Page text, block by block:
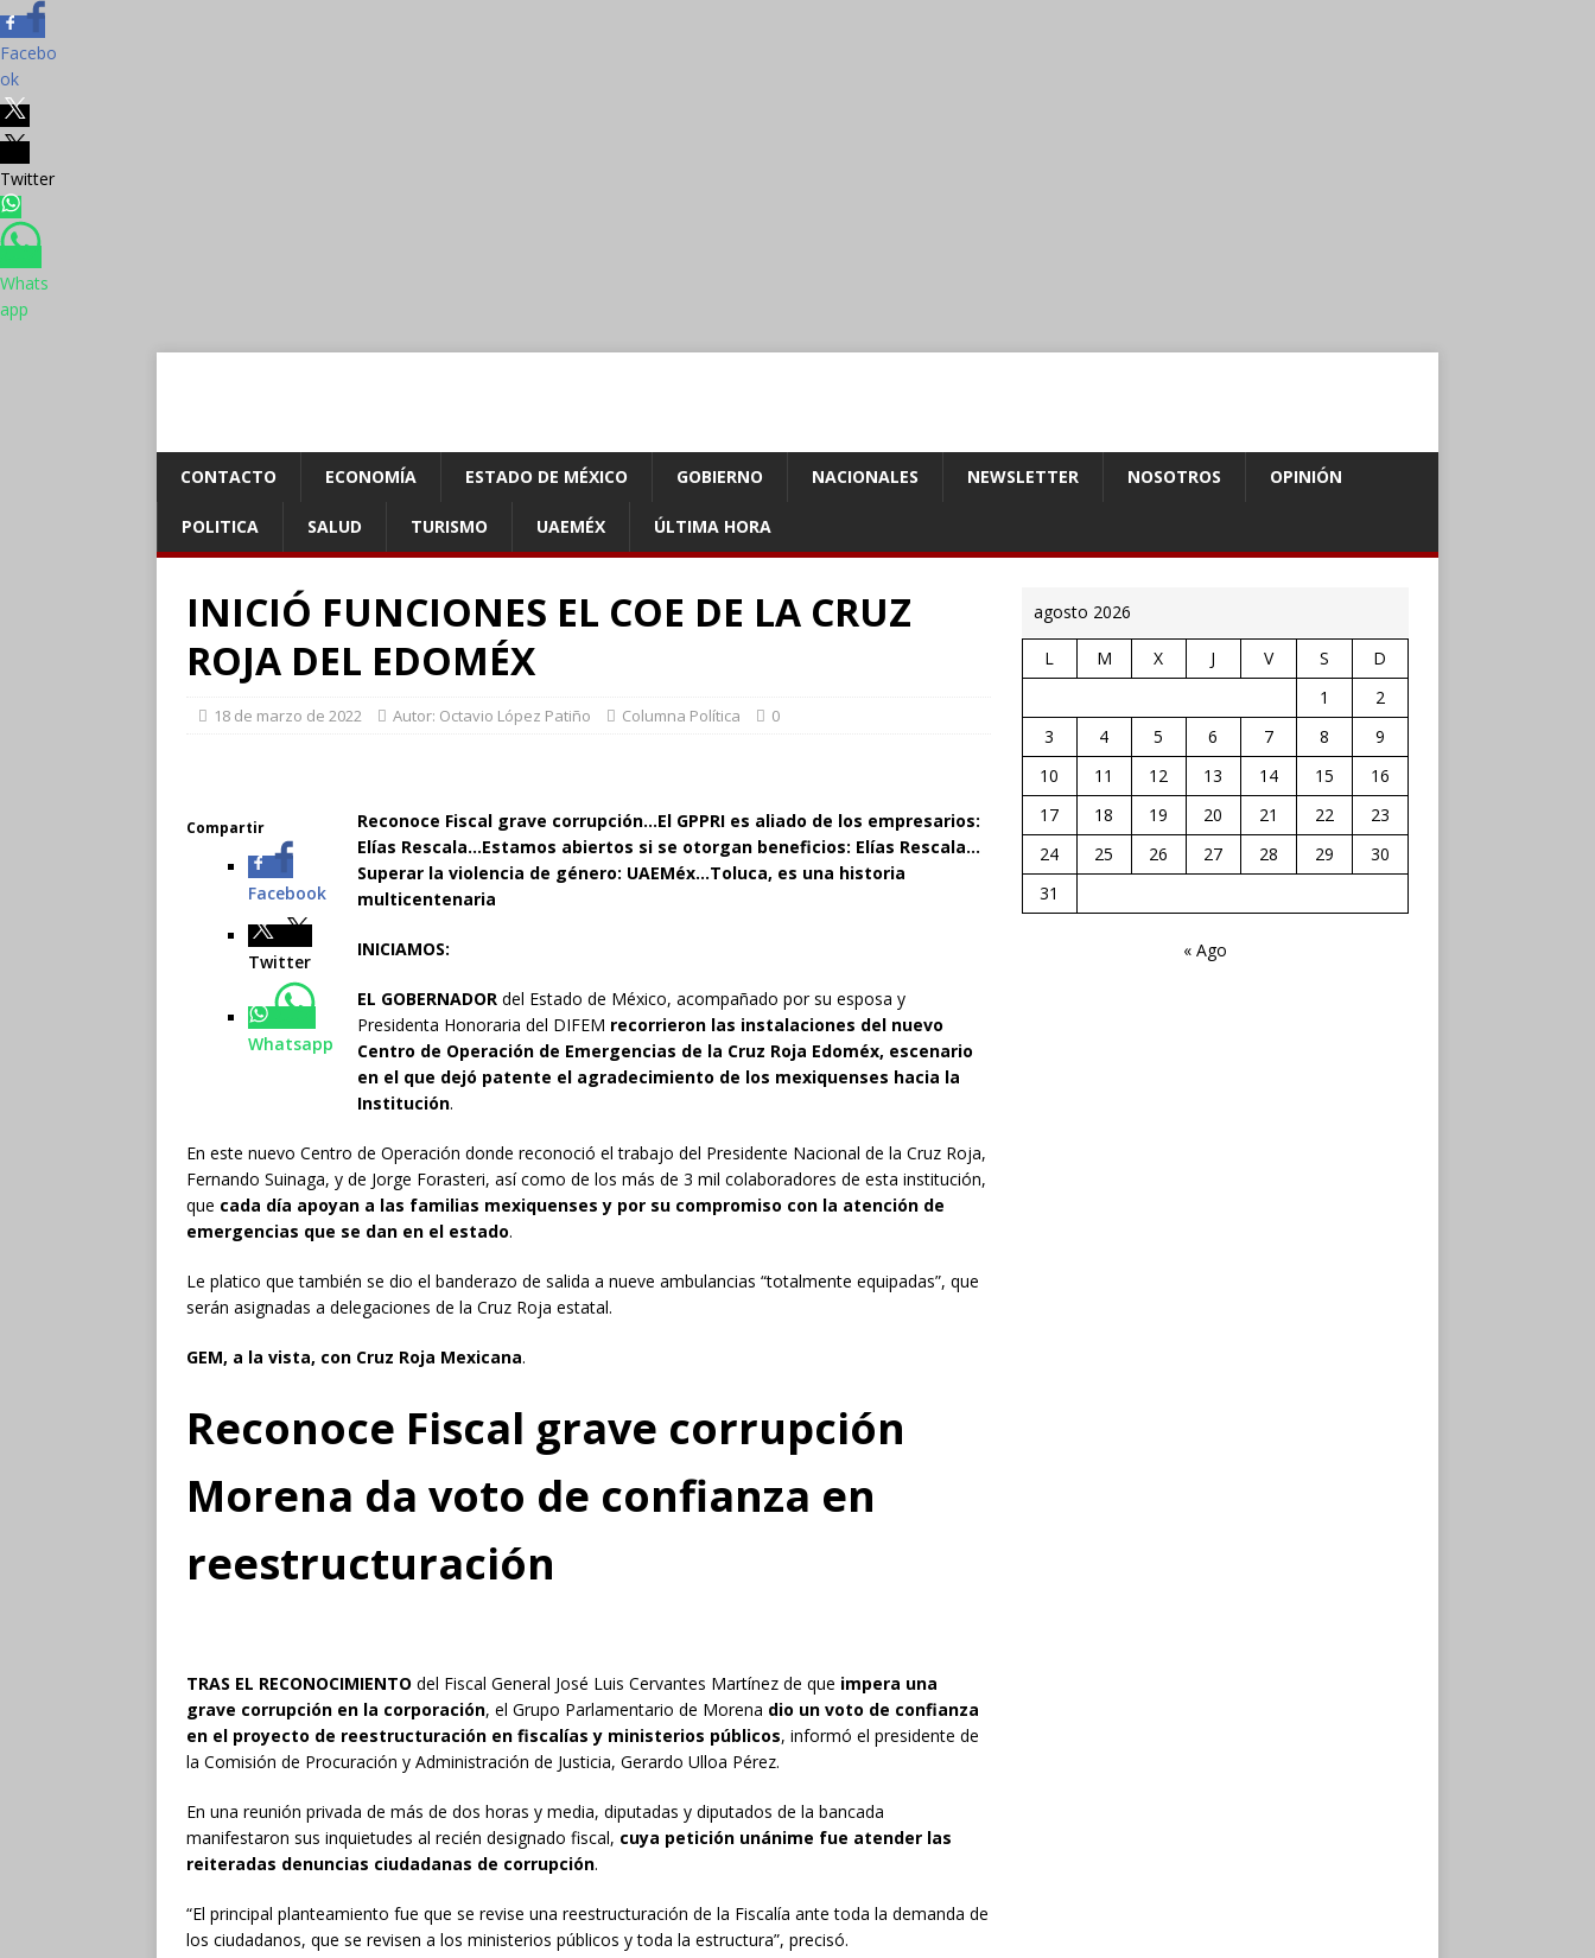
Facebo
ok
Twitter
Whats
app
CONTACTO ECONOMÍA ESTADO DE MÉXICO GOBIERNO NACIONALES NEWSLETTER NOSOTROS OPINIÓN
POLITICA SALUD TURISMO UAEMÉX ÚLTIMA HORA
INICIÓ FUNCIONES EL COE DE LA CRUZ
ROJA DEL EDOMÉX
18 de marzo de 2022 Autor: Octavio López Patiño Columna Política 0
Compartir
Facebook
Twitter
Whatsapp
Reconoce Fiscal grave corrupción…El GPPRI es aliado de los empresarios:
Elías Rescala…Estamos abiertos si se otorgan beneficios: Elías Rescala…
Superar la violencia de género: UAEMéx…Toluca, es una historia
multicentenaria
INICIAMOS:
EL GOBERNADOR del Estado de México, acompañado por su esposa y
Presidenta Honoraria del DIFEM recorrieron las instalaciones del nuevo
Centro de Operación de Emergencias de la Cruz Roja Edoméx, escenario
en el que dejó patente el agradecimiento de los mexiquenses hacia la
Institución.
En este nuevo Centro de Operación donde reconoció el trabajo del Presidente Nacional de la Cruz Roja,
Fernando Suinaga, y de Jorge Forasteri, así como de los más de 3 mil colaboradores de esta institución,
que cada día apoyan a las familias mexiquenses y por su compromiso con la atención de
emergencias que se dan en el estado.
Le platico que también se dio el banderazo de salida a nueve ambulancias “totalmente equipadas”, que
serán asignadas a delegaciones de la Cruz Roja estatal.
GEM, a la vista, con Cruz Roja Mexicana.
Reconoce Fiscal grave corrupción
Morena da voto de confianza en
reestructuración
TRAS EL RECONOCIMIENTO del Fiscal General José Luis Cervantes Martínez de que impera una
grave corrupción en la corporación, el Grupo Parlamentario de Morena dio un voto de confianza
en el proyecto de reestructuración en fiscalías y ministerios públicos, informó el presidente de
la Comisión de Procuración y Administración de Justicia, Gerardo Ulloa Pérez.
En una reunión privada de más de dos horas y media, diputadas y diputados de la bancada
manifestaron sus inquietudes al recién designado fiscal, cuya petición unánime fue atender las
reiteradas denuncias ciudadanas de corrupción.
“El principal planteamiento fue que se revise una reestructuración de la Fiscalía ante toda la demanda de
los ciudadanos, que se revisen a los ministerios públicos y toda la estructura”, precisó.
agosto 2026
L M X J V S
D
1
2
3
4 5 6 7 8
9
10
11 12 13 14 15
16
17
18 19 20 21 22
23
24
25 26 27 28 29
30
31
« Ago